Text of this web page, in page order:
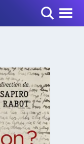
Toggle Menu